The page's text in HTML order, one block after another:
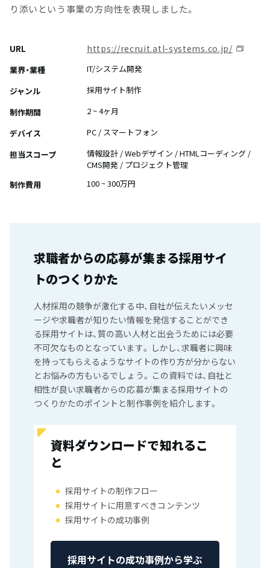
り添いという事業の方向性を表現しました。
URL https://recruit.atl-systems.co.jp/
業界・業種
IT/システム開発
ジャンル
採用サイト制作
制作期間
2 ~ 4ヶ月
デバイス
PC / スマートフォン
担当スコープ
情報設計 / Webデザイン / HTMLコーディング /
CMS開発 / プロジェクト管理
制作費用
100 ~ 300万円
求職者からの応募が集まる採用サイ
トのつくりかた
人材採用の競争が激化する中、自社が伝えたいメッセ
ージや求職者が知りたい情報を発信することができ
る採用サイトは、質の高い人材と出会うためには必要
不可欠なものとなっています。 しかし、求職者に興味
を持ってもらえるようなサイトの作り方が分からない
とお悩みの方もいるでしょう。 この資料では、自社と
相性が良い求職者からの応募が集まる採用サイトの
つくりかたのポイントと制作事例を紹介します。
資料ダウンロードで知れるこ
と
採用サイトの制作フロー
採用サイトに用意すべきコンテンツ
採用サイトの成功事例
採用サイトの成功事例から学ぶ